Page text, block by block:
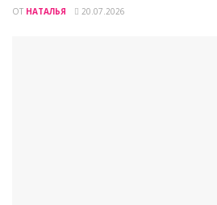
ОТ НАТАЛЬЯ 20.07.2026